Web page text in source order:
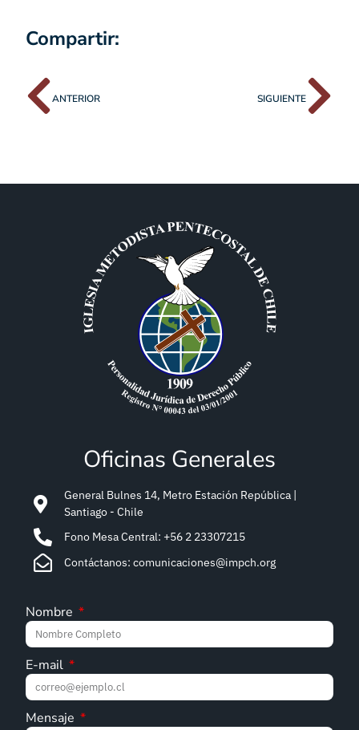
Compartir:
ANTERIOR SIGUIENTE
Oficinas Generales
General Bulnes 14, Metro Estación República |
Santiago - Chile
Fono Mesa Central: +56 2 23307215
Contáctanos: comunicaciones@impch.org
Nombre
E-mail
Mensaje